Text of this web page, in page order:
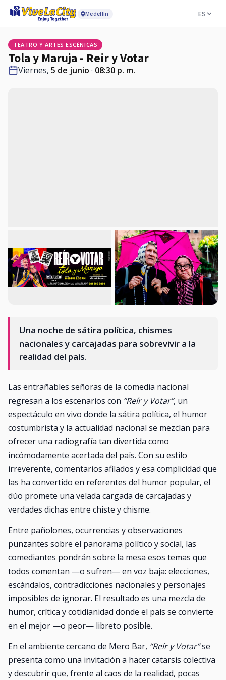
Medellín ES
TEATRO Y ARTES ESCÉNICAS
Tola y Maruja - Reir y Votar
Viernes, 5 de junio · 08:30 p. m.
Una noche de sátira política, chismes
nacionales y carcajadas para sobrevivir a la
realidad del país.
Las entrañables señoras de la comedia nacional
regresan a los escenarios con “Reír y Votar”, un
espectáculo en vivo donde la sátira política, el humor
costumbrista y la actualidad nacional se mezclan para
ofrecer una radiografía tan divertida como
incómodamente acertada del país. Con su estilo
irreverente, comentarios afilados y esa complicidad que
las ha convertido en referentes del humor popular, el
dúo promete una velada cargada de carcajadas y
verdades dichas entre chiste y chisme.
Entre pañolones, ocurrencias y observaciones
punzantes sobre el panorama político y social, las
comediantes pondrán sobre la mesa esos temas que
todos comentan —o sufren— en voz baja: elecciones,
escándalos, contradicciones nacionales y personajes
imposibles de ignorar. El resultado es una mezcla de
humor, crítica y cotidianidad donde el país se convierte
en el mejor —o peor— libreto posible.
En el ambiente cercano de Mero Bar, “Reír y Votar”se
presenta como una invitación a hacer catarsis colectiva
y descubrir que, frente al caos de la realidad, pocas